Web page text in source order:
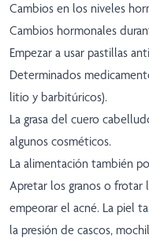
Cambios en los niveles
Cambios hormonales
Empezar a usar pastillas
Determinados
litio y barbitúricos).
La grasa del cuero
algunos cosméticos.
La alimentación también
Apretar los granos o frotar
empeorar el acné. La piel
la presión de cascos,